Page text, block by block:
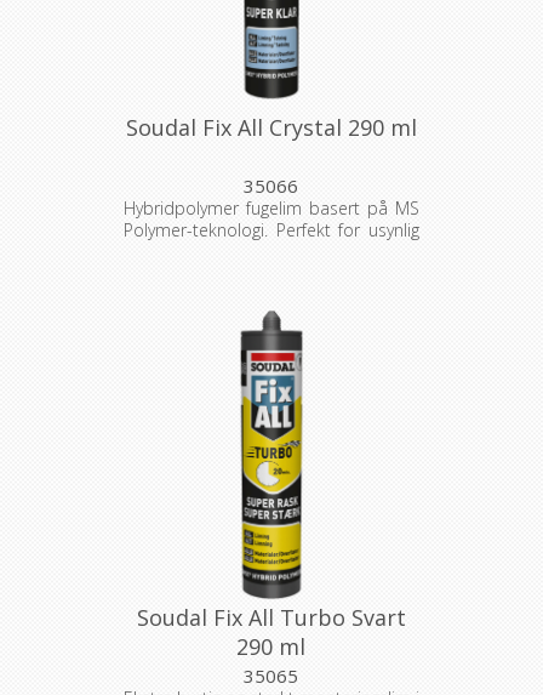
Soudal Fix All Crystal 290 ml
35066
Hybridpolymer fugelim basert på MS
Polymer-teknologi. Perfekt for usynlig
Soudal Fix All Turbo Svart
290 ml
35065